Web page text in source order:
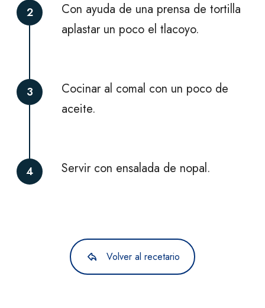
2
Con ayuda de una prensa de tortilla
aplastar un poco el tlacoyo.
3
Cocinar al comal con un poco de
aceite.
4 Servir con ensalada de nopal.
Volver al recetario